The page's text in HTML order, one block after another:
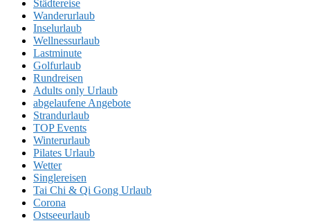
Städtereise
Wanderurlaub
Inselurlaub
Wellnessurlaub
Lastminute
Golfurlaub
Rundreisen
Adults only Urlaub
abgelaufene Angebote
Strandurlaub
TOP Events
Winterurlaub
Pilates Urlaub
Wetter
Singlereisen
Tai Chi & Qi Gong Urlaub
Corona
Ostseeurlaub